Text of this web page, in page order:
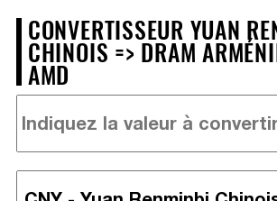
CONVERTISSEUR YUAN
CHINOIS => DRAM
AMD